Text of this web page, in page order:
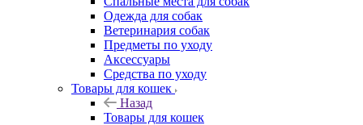
Одежда для собак
Ветеринария собак
Предметы по уходу
Аксессуары
Средства по уходу
Товары для кошек
Назад
Товары для кошек